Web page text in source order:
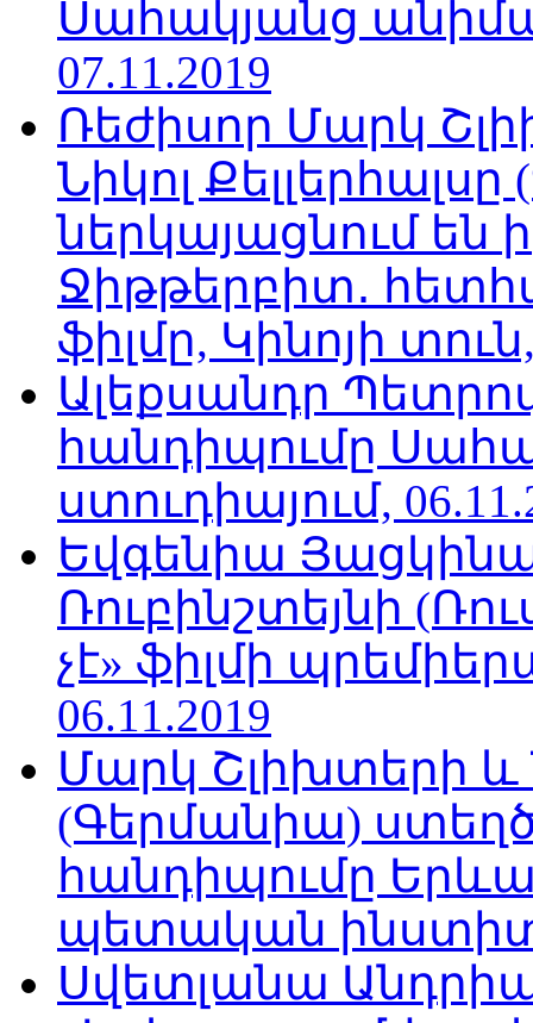
Սահակյանց
07.11.2019
Ռեժիսոր Մարկ
Նիկոլ
ներկայացնում են
Ջիթթերբիտ․
ֆիլմը, Կինոյի տուն,
Ալեքսանդր
հանդիպումը
ստուդիայում,
Եվգենիա
Ռուբինշտեյնի
չէ» ֆիլմի
06.11.2019
Մարկ Շլիխտերի և
(Գերմանիա)
հանդիպումը
պետական
Սվետլանա